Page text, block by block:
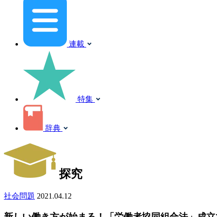
連載
特集
辞典
探究
社会問題 2021.04.12